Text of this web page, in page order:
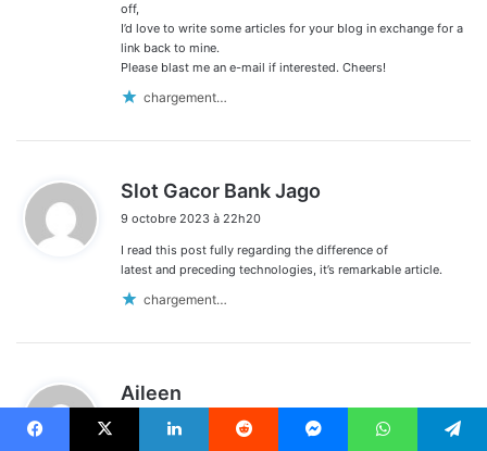
off,
I’d love to write some articles for your blog in exchange for a
link back to mine.
Please blast me an e-mail if interested. Cheers!
chargement…
Slot Gacor Bank Jago
:
9 octobre 2023 à 22h20
I read this post fully regarding the difference of
latest and preceding technologies, it’s remarkable article.
chargement…
Aileen
i
10 octobre 2023 à 5h48